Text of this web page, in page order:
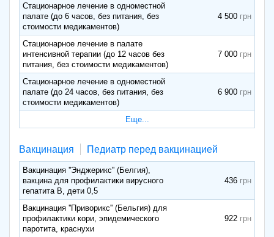
Стационарное лечение в одноместной
палате (до 6 часов, без питания, без
стоимости медикаментов)
4 500
Стационарное лечение в палате
интенсивной терапии (до 12 часов без
питания, без стоимости медикаментов)
7 000
Стационарное лечение в одноместной
палате (до 24 часов, без питания, без
стоимости медикаментов)
6 900
Еще...
Вакцинация Педиатр перед вакцинацией
Вакцинация ''Энджерикс'' (Белгия),
вакцина для профилактики вирусного
гепатита В, дети 0,5
436
Вакцинация ''Приворикс'' (Бельгия) для
профилактики кори, эпидемического
паротита, краснухи
922